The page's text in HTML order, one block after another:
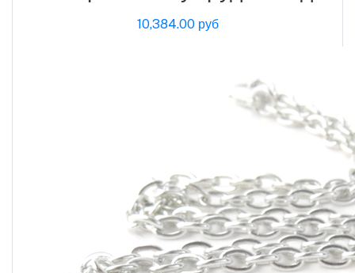
10,384.00 руб